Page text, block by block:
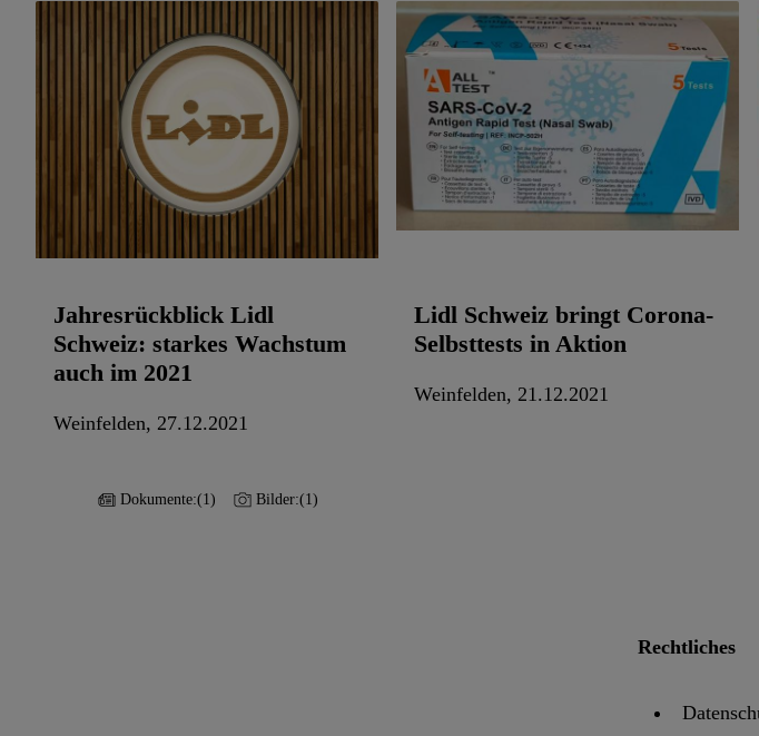
Jahresrückblick Lidl
Schweiz: starkes Wachstum
auch im 2021
Weinfelden, 27.12.2021
Dokumente:(1) Bilder:(1)
Lidl Schweiz bringt Corona-
Selbsttests in Aktion
Weinfelden, 21.12.2021
Rechtliches